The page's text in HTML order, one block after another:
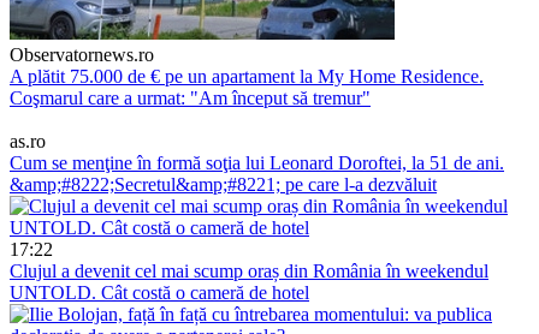
Observatornews.ro
A plătit 75.000 de € pe un apartament la My Home Residence.
Coşmarul care a urmat: "Am început să tremur"
as.ro
Cum se menţine în formă soţia lui Leonard Doroftei, la 51 de ani.
&amp;#8222;Secretul&amp;#8221; pe care l-a dezvăluit
17:22
Clujul a devenit cel mai scump oraș din România în weekendul
UNTOLD. Cât costă o cameră de hotel